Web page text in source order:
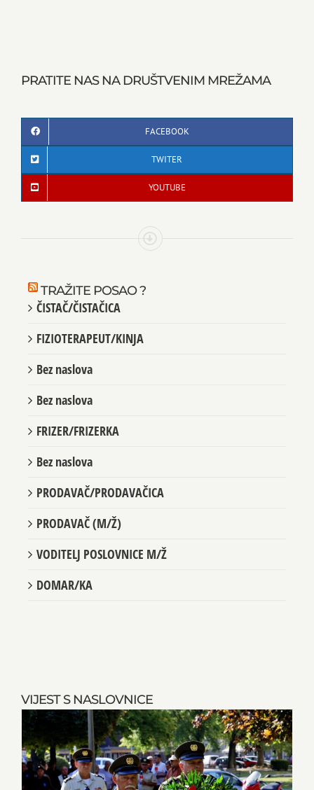
VIJEST S NASLOVNICE
PRATITE NAS NA DRUŠTVENIM MREŽAMA
FACEBOOK
TWITER
YOUTUBE
TRAŽITE POSAO ?
ČISTAČ/ČISTAČICA
FIZIOTERAPEUT/KINJA
Bez naslova
Bez naslova
FRIZER/FRIZERKA
Bez naslova
PRODAVAČ/PRODAVAČICA
PRODAVAČ (M/Ž)
VODITELJ POSLOVNICE M/Ž
DOMAR/KA